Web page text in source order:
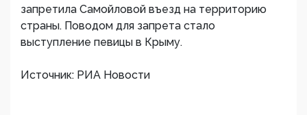
запретила Самойловой въезд на территорию
страны. Поводом для запрета стало
выступление певицы в Крыму.
Источник: РИА Новости